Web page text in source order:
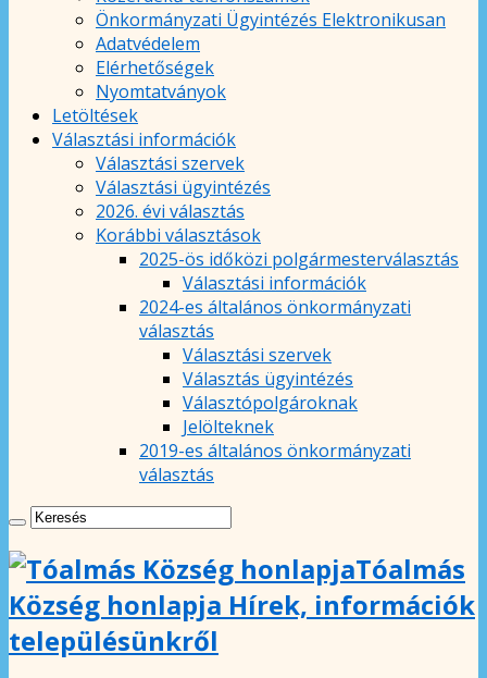
Önkormányzati Ügyintézés Elektronikusan
Adatvédelem
Elérhetőségek
Nyomtatványok
Letöltések
Választási információk
Választási szervek
Választási ügyintézés
2026. évi választás
Korábbi választások
2025-ös időközi polgármesterválasztás
Választási információk
2024-es általános önkormányzati
választás
Választási szervek
Választás ügyintézés
Választópolgároknak
Jelölteknek
2019-es általános önkormányzati
választás
Tóalmás
Község honlapja Hírek, információk
településünkről